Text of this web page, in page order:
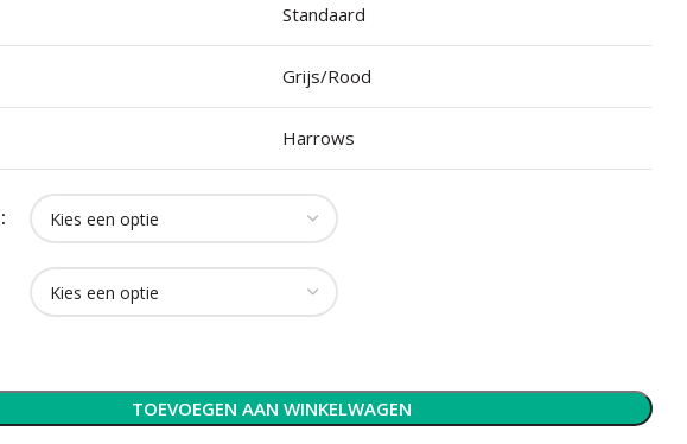
Standaard
Grijs/Rood
Harrows
TOEVOEGEN AAN WINKELWAGEN